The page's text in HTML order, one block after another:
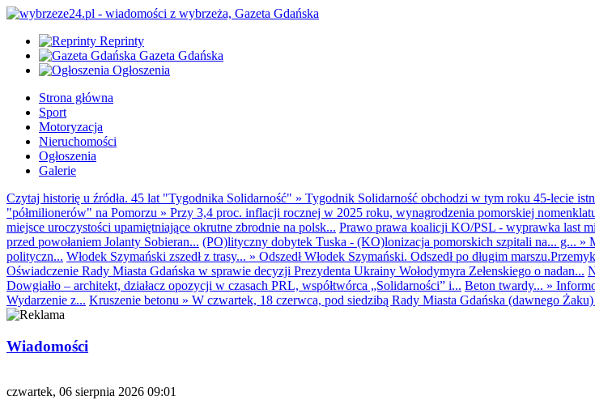
Reprinty
Gazeta Gdańska
Ogłoszenia
Strona główna
Sport
Motoryzacja
Nieruchomości
Ogłoszenia
Galerie
Czytaj historię u źródła. 45 lat "Tygodnika Solidarność" » Tygodnik Solidarność obchodzi w tym roku 45-lecie
"półmilionerów" na Pomorzu » Przy 3,4 proc. inflacji rocznej w 2025 roku, wynagrodzenia pomorskiej
miejsce uroczystości upamiętniające okrutne zbrodnie na polsk... Prawo prawa koalicji KO/PSL - wyprawka last
przed powołaniem Jolanty Sobieran... (PO)lityczny dobytek Tuska - (KO)lonizacja pomorskich szpitali na... g... »
polityczn... Włodek Szymański zszedł z trasy... » Odszedł Włodek Szymański. Odszedł po długim
Oświadczenie Rady Miasta Gdańska w sprawie decyzji Prezydenta Ukrainy Wołodymyra Zełenskiego o nadan...
Dowgiałło – architekt, działacz opozycji w czasach PRL, współtwórca „Solidarności” i... Beton twardy... »
Wydarzenie z... Kruszenie betonu » W czwartek, 18 czerwca, pod siedzibą Rady Miasta Gdańska (dawnego
Wiadomości
czwartek, 06 sierpnia 2026 09:01